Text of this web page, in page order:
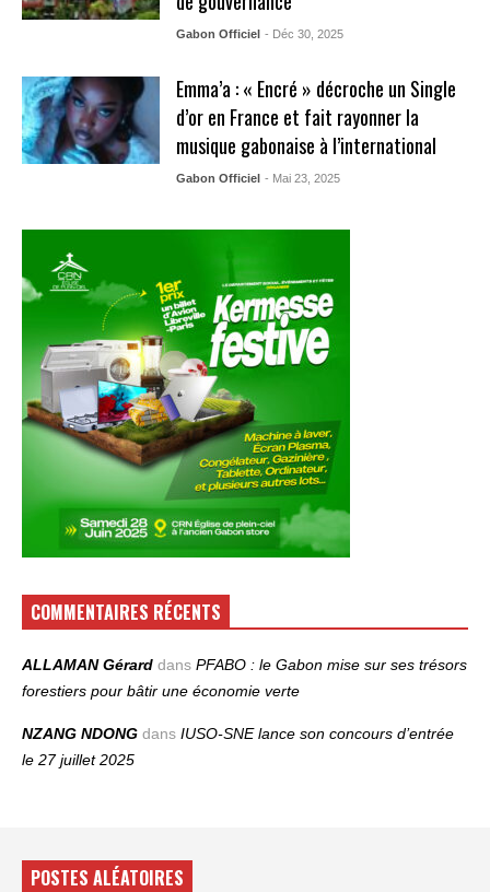
Gabon Officiel - Déc 30, 2025
Emma’a : « Encré » décroche un Single
d’or en France et fait rayonner la
musique gabonaise à l’international
Gabon Officiel - Mai 23, 2025
COMMENTAIRES RÉCENTS
ALLAMAN Gérard dans PFABO : le Gabon mise sur ses trésors
forestiers pour bâtir une économie verte
NZANG NDONG dans IUSO‑SNE lance son concours d’entrée
le 27 juillet 2025
POSTES ALÉATOIRES